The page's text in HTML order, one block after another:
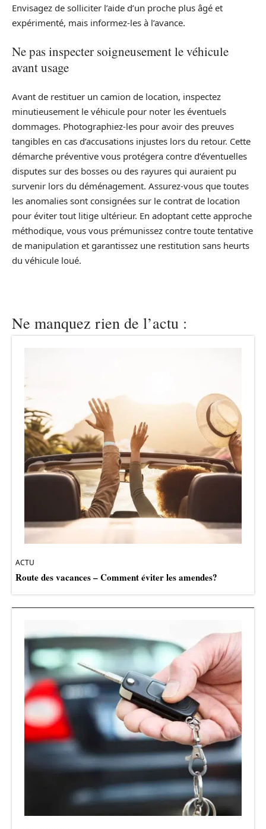
Envisagez de solliciter l’aide d’un proche plus âgé et
expérimenté, mais informez-les à l’avance.
Ne pas inspecter soigneusement le véhicule
avant usage
Avant de restituer un camion de location, inspectez
minutieusement le véhicule pour noter les éventuels
dommages. Photographiez-les pour avoir des preuves
tangibles en cas d’accusations injustes lors du retour. Cette
démarche préventive vous protégera contre d’éventuelles
disputes sur des bosses ou des rayures qui auraient pu
survenir lors du déménagement. Assurez-vous que toutes
les anomalies sont consignées sur le contrat de location
pour éviter tout litige ultérieur. En adoptant cette approche
méthodique, vous vous prémunissez contre toute tentative
de manipulation et garantissez une restitution sans heurts
du véhicule loué.
Ne manquez rien de l’actu :
ACTU
Route des vacances – Comment éviter les amendes?